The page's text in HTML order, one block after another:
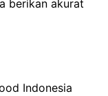
berikan akurat
Indonesia